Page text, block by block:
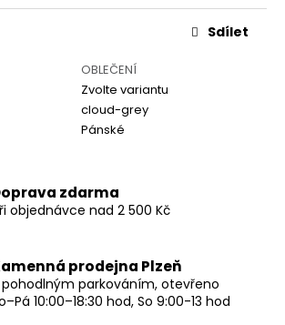
OBLEČENÍ
Zvolte variantu
cloud-grey
Pánské
Sdílet
zdarma
objednávce nad 2 500 Kč
prodejna Plzeň
pohodlným parkováním, otevřeno
10:00–18:30 hod, So 9:00-13 hod